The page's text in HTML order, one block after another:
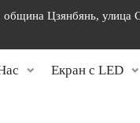
Цзянбянь, улица
Екран с LED